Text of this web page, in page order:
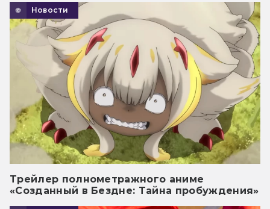
Новости
Трейлер полнометражного аниме
«Созданный в Бездне: Тайна пробуждения»